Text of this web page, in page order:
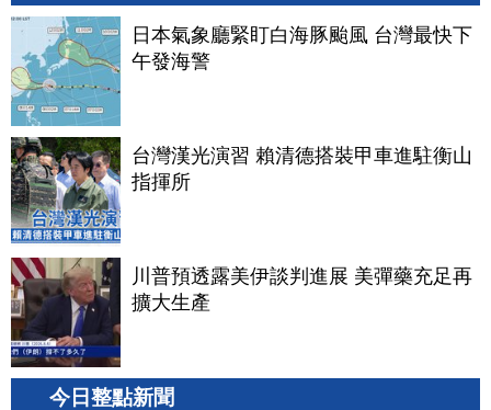
日本氣象廳緊盯白海豚颱風 台灣最快下
午發海警
台灣漢光演習 賴清德搭裝甲車進駐衡山
指揮所
川普預透露美伊談判進展 美彈藥充足再
擴大生產
今日整點新聞